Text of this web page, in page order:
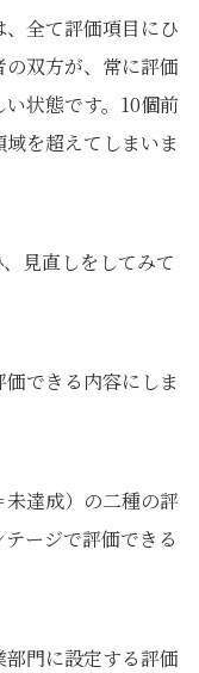
全て評価項目にひ
双方が、常に評価
状態です。10個前
を超えてしまいま
見直しをしてみて
できる内容にしま
達成）の二種の評
ージで評価できる
門に設定する評価